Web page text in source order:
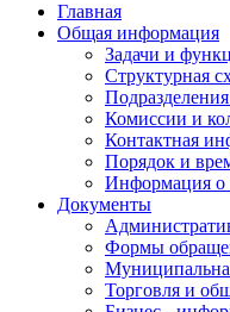
Главная
Общая информация
Задачи и
Структурная
Комиссии и
Контактная
Порядок и
Информация о
Документы
Формы
Торговля и